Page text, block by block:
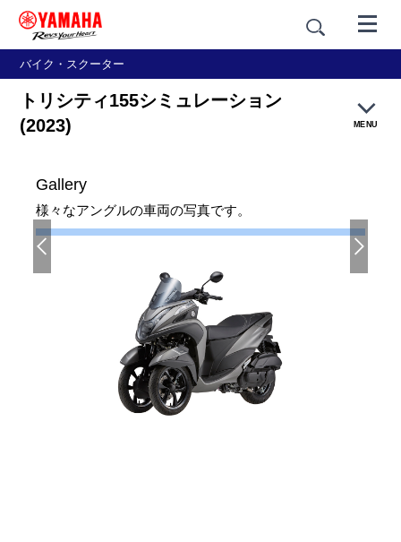
バイク・スクーター
トリシティ155シミュレーション
(2023)
MENU
製品概要
特長紹介
Gallery
様々なアングルの車両の写真です。